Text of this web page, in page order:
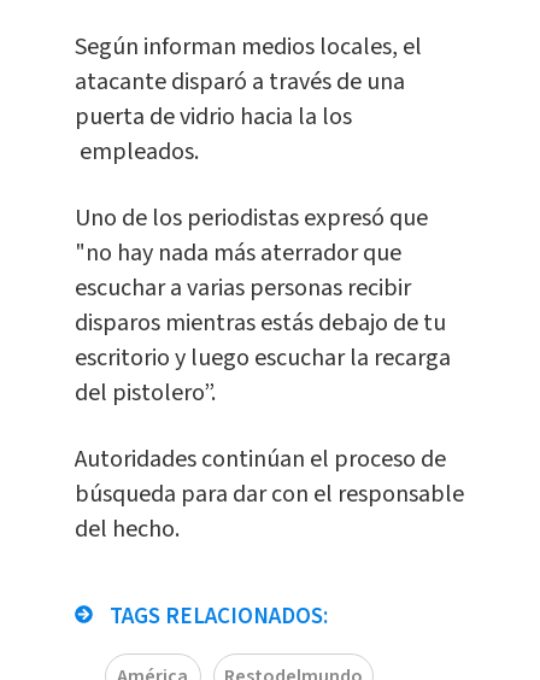
Según informan medios locales, el
atacante disparó a través de una
puerta de vidrio hacia la los
empleados.
Uno de los periodistas expresó que
"no hay nada más aterrador que
escuchar a varias personas recibir
disparos mientras estás debajo de tu
escritorio y luego escuchar la recarga
del pistolero”.
Autoridades continúan el proceso de
búsqueda para dar con el responsable
del hecho.
TAGS RELACIONADOS: